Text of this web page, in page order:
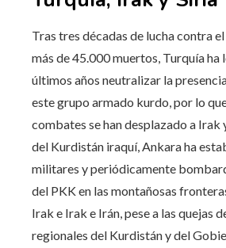
Tras tres décadas de lucha contra
más de 45.000 muertos, Turquía ha
últimos años neutralizar la
este grupo armado kurdo, por lo
combates se han desplazado a Irak
del Kurdistán iraquí, Ankara ha
militares y periódicamente
del PKK en las montañosas
Irak e Irak e Irán, pese a las quejas
regionales del Kurdistán y del